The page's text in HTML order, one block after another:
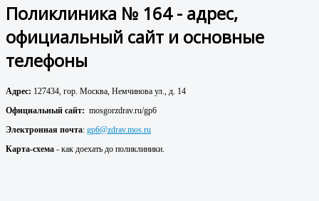
Поликлиника № 164 - адрес,
официальный сайт и основные
телефоны
Адрес: 127434, гор. Москва, Немчинова ул., д. 14
Официальный сайт: mosgorzdrav.ru/gp6
Электронная почта: gp6@zdrav.mos.ru
Карта-схема - как доехать до поликлиники.